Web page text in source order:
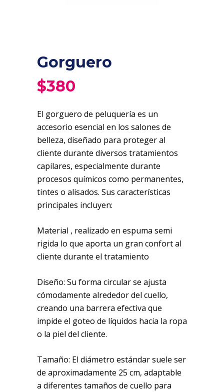
Gorguero
$380
El gorguero de peluquería es un
accesorio esencial en los salones de
belleza, diseñado para proteger al
cliente durante diversos tratamientos
capilares, especialmente durante
procesos químicos como permanentes,
tintes o alisados. Sus características
principales incluyen:
Material , realizado en espuma semi
rigida lo que aporta un gran confort al
cliente durante el tratamiento
Diseño: Su forma circular se ajusta
cómodamente alrededor del cuello,
creando una barrera efectiva que
impide el goteo de líquidos hacia la ropa
o la piel del cliente.
Tamaño: El diámetro estándar suele ser
de aproximadamente 25 cm, adaptable
a diferentes tamaños de cuello para